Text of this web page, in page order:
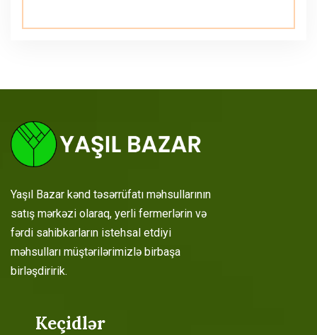
Yaşıl Bazar kənd təsərrüfatı məhsullarının
satış mərkəzi olaraq, yerli fermerlərin və
fərdi sahibkarların istehsal etdiyi
məhsulları müştərilərimizlə birbaşa
birləşdiririk.
Keçidlər